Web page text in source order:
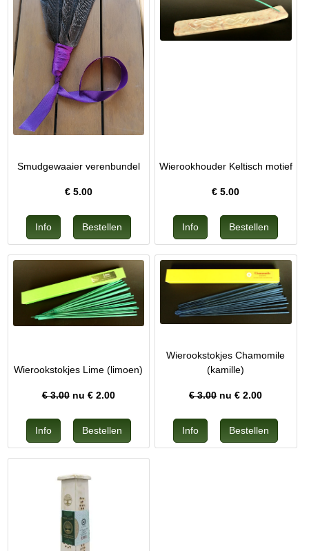
Smudgewaaier verenbundel
€ 5.00
Wierookhouder Keltisch motief
€5.00
Wierookstokjes Lime (limoen)
€ 3.00nu € 2.00
Wierookstokjes Chamomile
(kamille)
€ 3.00nu €2.00